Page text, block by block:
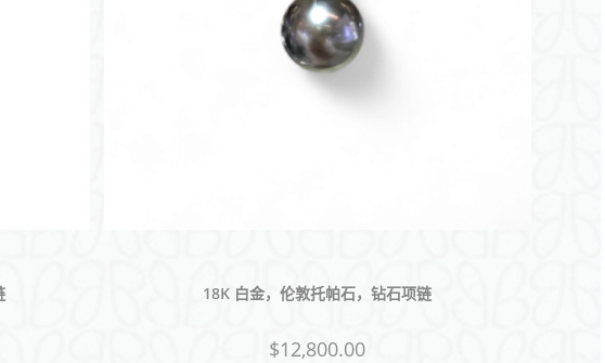
18K 白金，伦敦托帕石，钻石项链
$12,800.00